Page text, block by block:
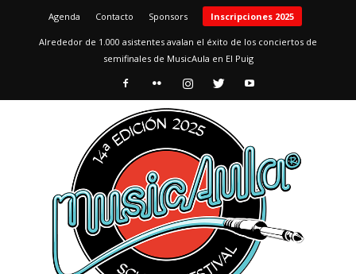
Agenda Contacto Sponsors Inscripciones 2025
Alrededor de 1.000 asistentes avalan el éxito de los conciertos de
semifinales de MusicAula en El Puig